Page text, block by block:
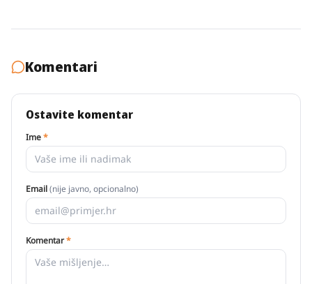
Komentari
Ostavite komentar
Ime*
Email(nije javno, opcionalno)
Komentar*